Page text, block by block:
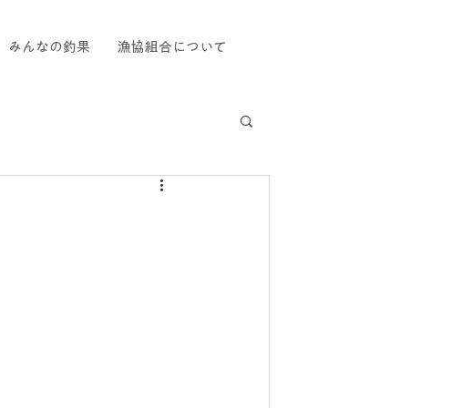
みんなの釣果 漁協組合について